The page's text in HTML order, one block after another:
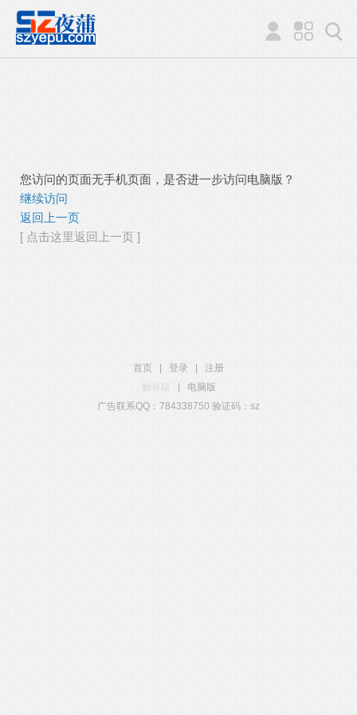
您访问的页面无手机页面，是否进一步访问电脑版？
继续访问
返回上一页
[ 点击这里返回上一页 ]
首页 登录
注册
触屏版
电脑版
广告联系QQ：784338750 验证码：sz